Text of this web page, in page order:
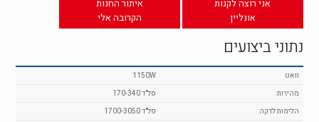
אני רוצה לקנות
אונליין
איתור החנות
הקרובה אלי
נתוני ביצועים
1150W
וואט
170-340 סל"ד
מהירות
1700-3050 פל"ד
הלימות לדקה